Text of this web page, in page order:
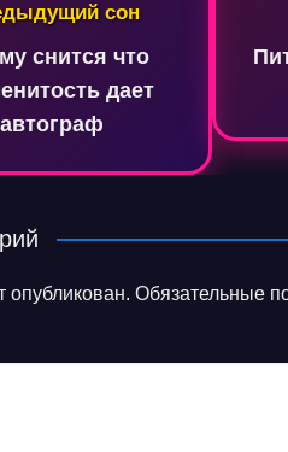
сон
снится что
дает
автограф
опубликован. Обязательные